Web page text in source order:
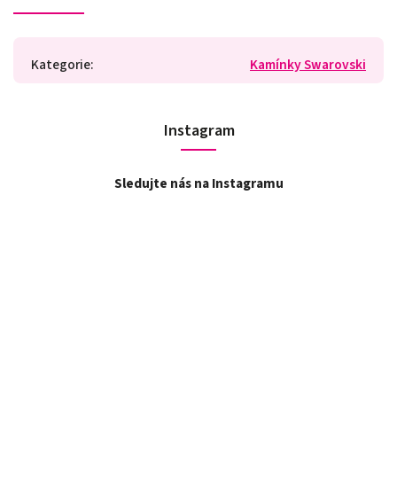
Kategorie: Kamínky Swarovski
Instagram
Sledujte nás na Instagramu